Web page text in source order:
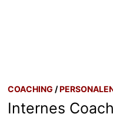
COACHING /
Internes